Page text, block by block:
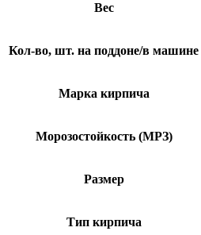
Вес
Кол-во, шт. на поддоне/в машине
Марка кирпича
Морозостойкость (МРЗ)
Размер
Тип кирпича